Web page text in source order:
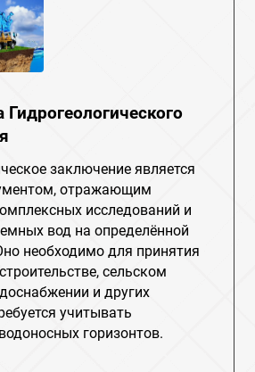
Гидрогеологического
заключение является
отражающим
исследований и
вод на определённой
необходимо для принятия
сельском
и других
учитывать
горизонтов.